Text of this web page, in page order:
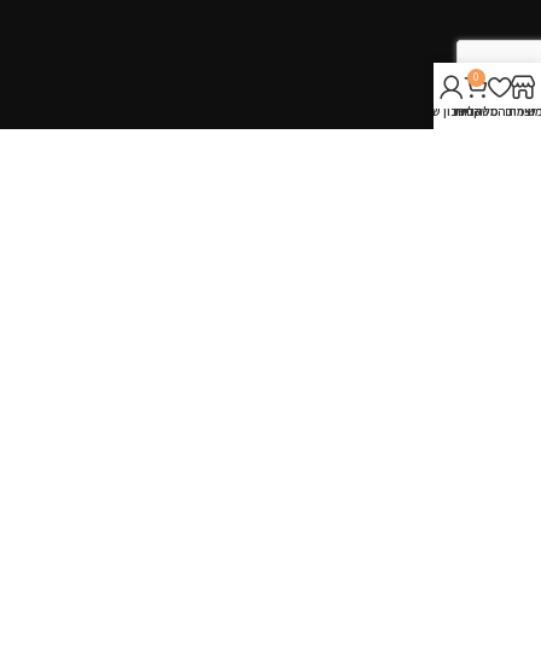
קישורים
אודותמוצריםהמשאלות
0
סל קניות
החשבון שלי